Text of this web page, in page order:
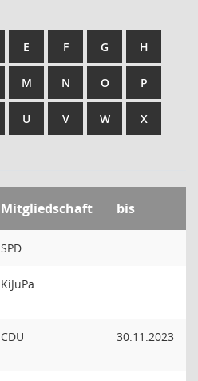
E F G H
M N O P
U V W X
Mitgliedschaft bis
SPD
KiJuPa
CDU 30.11.2023